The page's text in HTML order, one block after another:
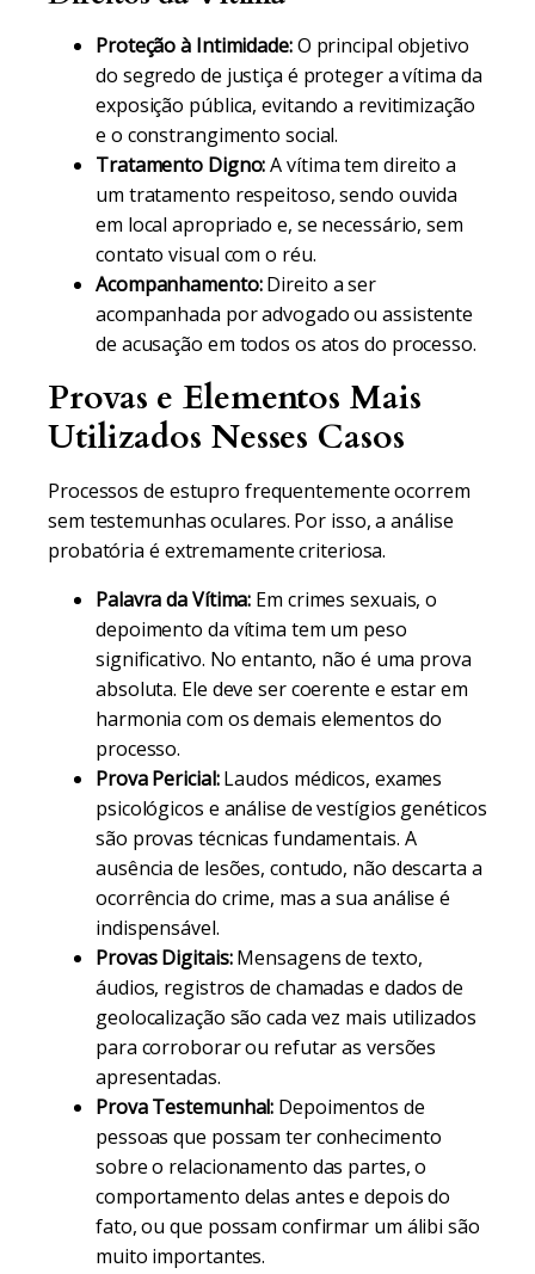
Proteção à Intimidade:O principal objetivo
do segredo de justiça é proteger a vítima da
exposição pública, evitando a revitimização
e o constrangimento social.
Tratamento Digno:A vítima tem direito a
um tratamento respeitoso, sendo ouvida
em local apropriado e, se necessário, sem
contato visual com o réu.
Acompanhamento:Direito a ser
acompanhada por advogado ou assistente
de acusação em todos os atos do processo.
Provas e Elementos Mais
Utilizados Nesses Casos
Processos de estupro frequentemente ocorrem
sem testemunhas oculares. Por isso, a análise
probatória é extremamente criteriosa.
Palavra da Vítima: Em crimes sexuais, o
depoimento da vítima tem um peso
significativo. No entanto, não é uma prova
absoluta. Ele deve ser coerente e estar em
harmonia com os demais elementos do
processo.
Prova Pericial:Laudos médicos, exames
psicológicos e análise de vestígios genéticos
são provas técnicas fundamentais. A
ausência de lesões, contudo, não descarta a
ocorrência do crime, mas a sua análise é
indispensável.
Provas Digitais:Mensagens de texto,
áudios, registros de chamadas e dados de
geolocalização são cada vez mais utilizados
para corroborar ou refutar as versões
apresentadas.
Prova Testemunhal: Depoimentos de
pessoas que possam ter conhecimento
sobre o relacionamento das partes, o
comportamento delas antes e depois do
fato, ou que possam confirmar um álibi são
muito importantes.